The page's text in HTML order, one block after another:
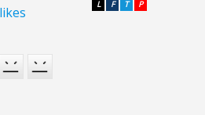
likes P
T
F
L